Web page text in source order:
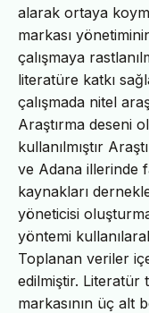
alarak ortaya
markası
çalışmaya
literatüre katkı
çalışmada nitel
Araştırma deseni
kullanılmıştır
ve Adana illerinde
kaynakları
yöneticisi
yöntemi
Toplanan veriler
edilmiştir. Literatür
markasının üç alt